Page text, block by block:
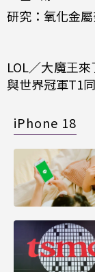
研究：氧化金
LOL／大魔王
與世界冠軍T1
iPhone 18